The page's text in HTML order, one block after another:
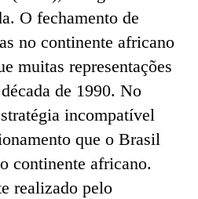
O fechamento de
no continente africano
muitas representações
de 1990. No
incompatível
que o Brasil
continente africano.
realizado pelo